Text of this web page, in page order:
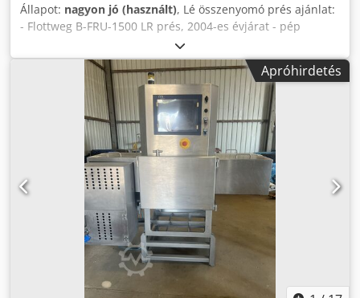
Állapot: nagyon jó (használt), Lé összenyomó prés ajánlat:
- Flottweg B-FRU-1500 LR prés, 2004-es évjárat - pép
szivattyú - Flottweg vezérlőszekrény - lé szivattyú
Dcedpfxsyc D N Te Ac Nek - szalagmossító víz rés szűrő A
gép működőképes és azonnal munkára fogható. Tekintse
meg további hirdetéseimet is.
Apróhirdetés